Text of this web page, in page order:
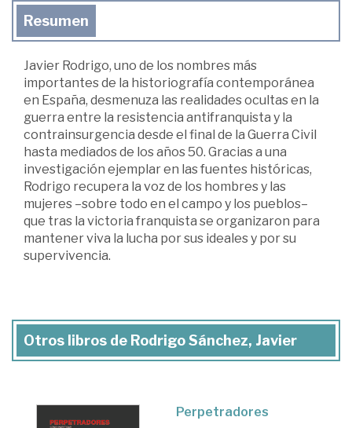
Resumen
Javier Rodrigo, uno de los nombres más
importantes de la historiografía contemporánea
en España, desmenuza las realidades ocultas en la
guerra entre la resistencia antifranquista y la
contrainsurgencia desde el final de la Guerra Civil
hasta mediados de los años 50. Gracias a una
investigación ejemplar en las fuentes históricas,
Rodrigo recupera la voz de los hombres y las
mujeres –sobre todo en el campo y los pueblos–
que tras la victoria franquista se organizaron para
mantener viva la lucha por sus ideales y por su
supervivencia.
Otros libros de Rodrigo Sánchez, Javier
Perpetradores